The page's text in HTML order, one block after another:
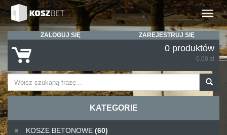
Rozwiń
ZALOGUJ SIĘ ZAREJESTRUJ SIĘ
0 produktów
0.00 zł
KATEGORIE
KOSZE BETONOWE (60)